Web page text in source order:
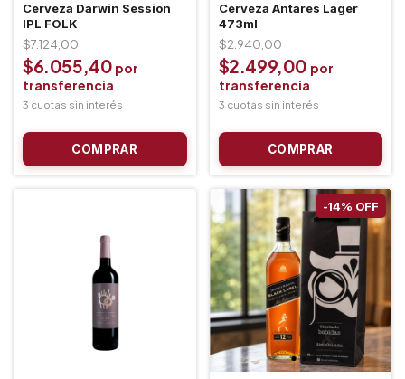
Cerveza Darwin Session
IPL FOLK
$7.124,00
$6.055,40
Cerveza Antares Lager
473ml
$2.940,00
$2.499,00
-14% OFF